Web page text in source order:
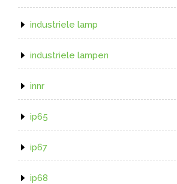
industriele lamp
industriele lampen
innr
ip65
ip67
ip68